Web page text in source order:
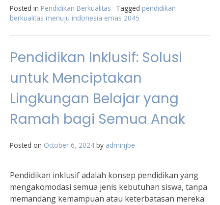
Posted in Pendidikan Berkualitas Tagged pendidikan
berkualitas menuju indonesia emas 2045
Pendidikan Inklusif: Solusi
untuk Menciptakan
Lingkungan Belajar yang
Ramah bagi Semua Anak
Posted on October 6, 2024 by adminjbe
Pendidikan inklusif adalah konsep pendidikan yang
mengakomodasi semua jenis kebutuhan siswa, tanpa
memandang kemampuan atau keterbatasan mereka.